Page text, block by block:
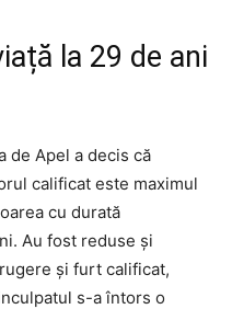
la 29 de ani
de Apel a decis că
calificat este maximul
cu durată
Au fost reduse și
și furt calificat,
s-a întors o